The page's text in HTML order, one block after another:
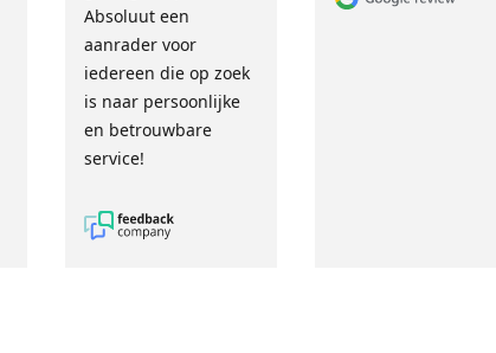
Absoluut een
aanrader voor
iedereen die op zoek
is naar persoonlijke
en betrouwbare
service!